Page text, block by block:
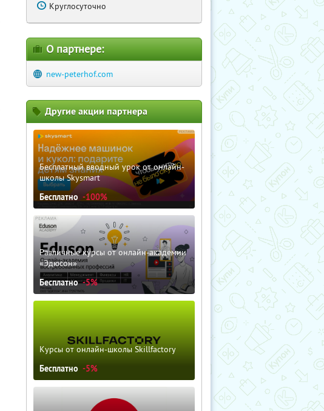
Kруглосуточно
О партнере:
new-peterhof.com
Другие акции партнера
Бесплатный вводный урок от онлайн-
школы Skysmart
Бесплатно -100%
Различные курсы от онлайн-академии
«Эдюсон»
Бесплатно -5%
Курсы от онлайн-школы Skillfactory
Бесплатно -5%